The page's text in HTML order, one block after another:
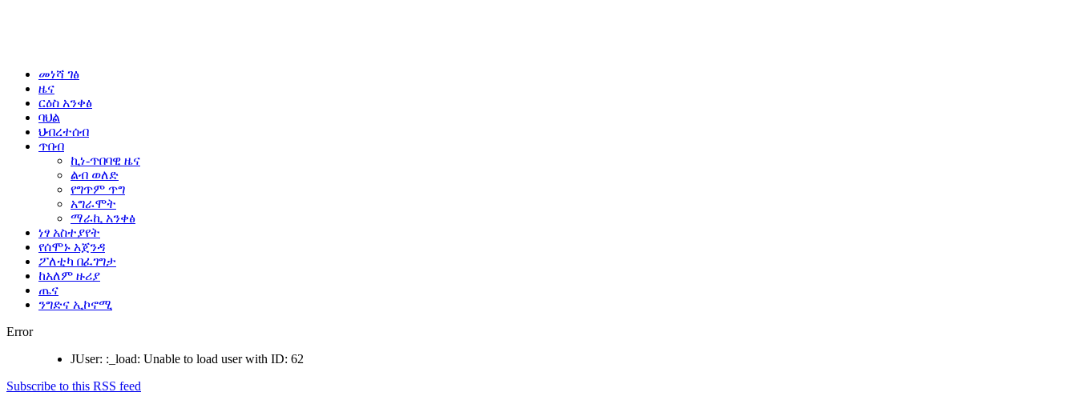
መነሻ ገፅ
ዜና
ርዕስ አንቀፅ
ባህል
ህብረተሰብ
ጥበብ
ኪነ-ጥበባዊ ዜና
ልብ ወለድ
የግጥም ጥግ
አግራሞት
ማራኪ አንቀፅ
ነፃ አስተያየት
የሰሞኑ አጀንዳ
ፖለቲካ በፈገግታ
ከአለም ዙሪያ
ጤና
ንግድና ኢኮኖሚ
Error
JUser: :_load: Unable to load user with ID: 62
Subscribe to this RSS feed